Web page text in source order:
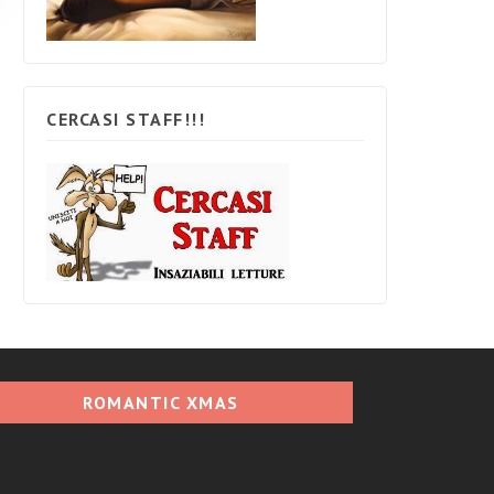
CERCASI STAFF!!!
ROMANTIC XMAS